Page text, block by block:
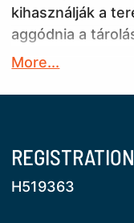
kihasználják a
aggódnia a
fürdőszobával,
családok, akár
tágas nappali a
More...
H519363